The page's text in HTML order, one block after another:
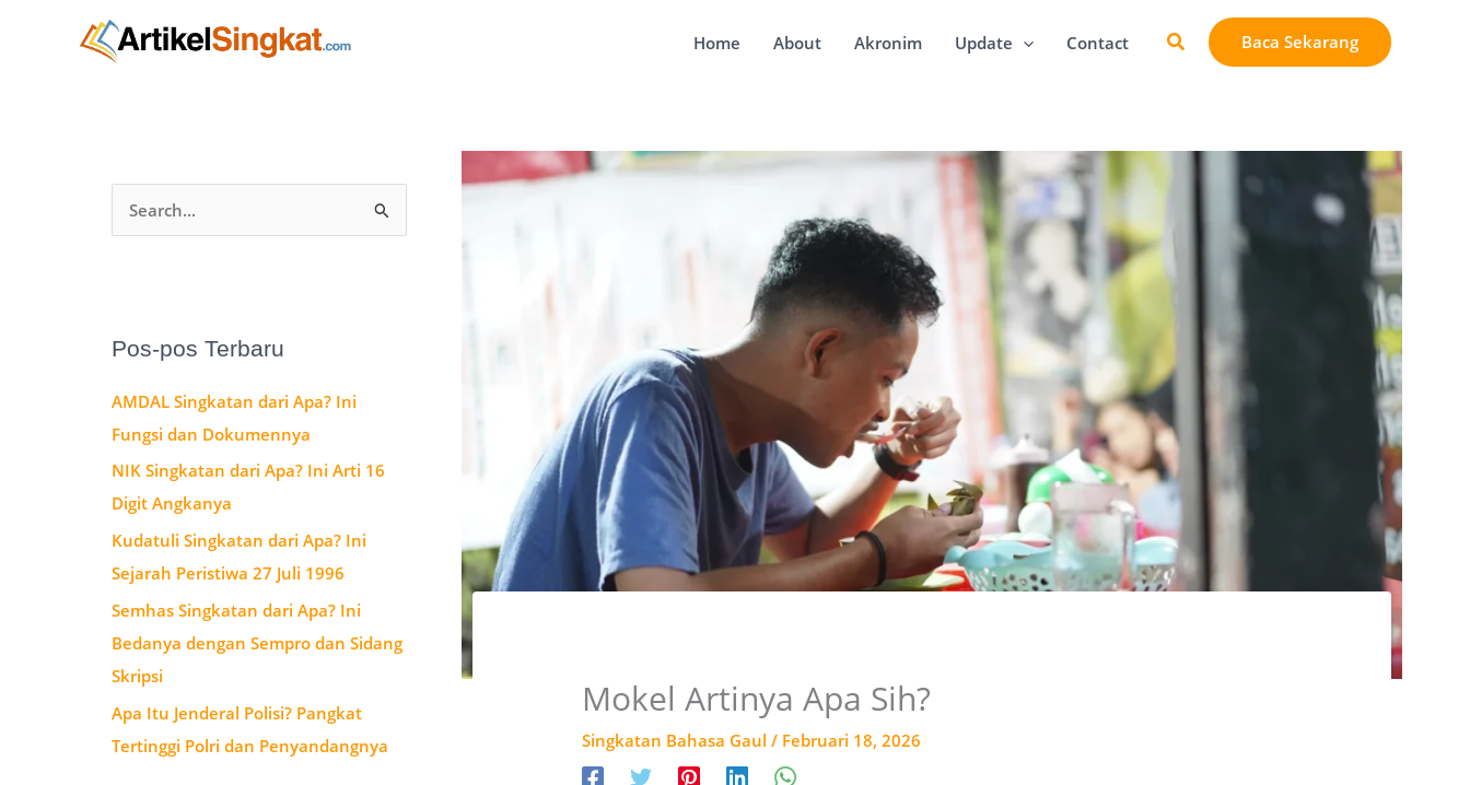
Home About Akronim Update Contact Cari Baca Sekarang
u
t
u
k
:
Pos-pos Terbaru
AMDAL Singkatan dari Apa? Ini
Fungsi dan Dokumennya
NIK Singkatan dari Apa? Ini Arti 16
Digit Angkanya
Kudatuli Singkatan dari Apa? Ini
Sejarah Peristiwa 27 Juli 1996
Semhas Singkatan dari Apa? Ini
Bedanya dengan Sempro dan Sidang
Skripsi
Apa Itu Jenderal Polisi? Pangkat
Tertinggi Polri dan Penyandangnya
A
r
Mokel Artinya Apa Sih?
Singkatan Bahasa Gaul / Februari 18, 2026